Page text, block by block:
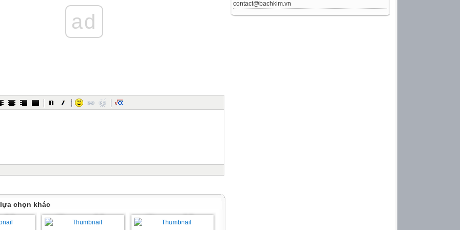
contact@bachkim.vn
Bố và mẹ cho bé đi đâu?
sư tử.
ad
chọn khác